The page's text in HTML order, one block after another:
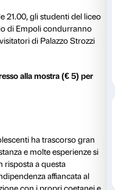
alle mostre di
Un formato
con l’arte tra pari,
insegnanti o degli